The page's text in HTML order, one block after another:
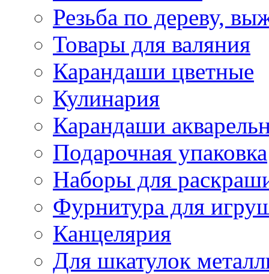
Резьба по дереву,
Товары для валяния
Карандаши цветные
Кулинария
Карандаши
Подарочная упаковка
Наборы для
Фурнитура для
Канцелярия
Для шкатулок